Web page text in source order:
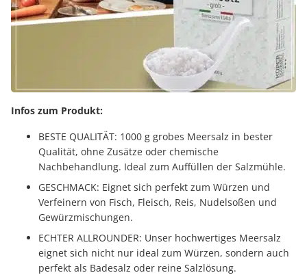
Infos zum Produkt:
BESTE QUALITÄT: 1000 g grobes Meersalz in bester
Qualität, ohne Zusätze oder chemische
Nachbehandlung. Ideal zum Auffüllen der Salzmühle.
GESCHMACK: Eignet sich perfekt zum Würzen und
Verfeinern von Fisch, Fleisch, Reis, Nudelsoßen und
Gewürzmischungen.
ECHTER ALLROUNDER: Unser hochwertiges Meersalz
eignet sich nicht nur ideal zum Würzen, sondern auch
perfekt als Badesalz oder reine Salzlösung.